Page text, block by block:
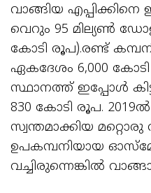
വാങ്ങിയ എപ്പിക്കിനെ
വെറും 95 മില്യണ്‍
കോടി രൂപ).രണ്ട്
ഏകദേശം 6,000
സ്ഥാനത്ത് ഇപ്പോള്‍
830 കോടി രൂപ.
സ്വന്തമാക്കിയ
ഉപകമ്പനിയായ
വച്ചിരുന്നെങ്കില്‍